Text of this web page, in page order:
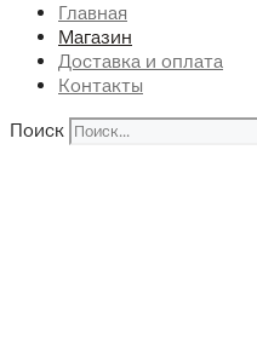
Главная
Магазин
Доставка и оплата
Контакты
Поиск